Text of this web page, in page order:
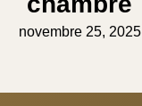
novembre 25, 2025